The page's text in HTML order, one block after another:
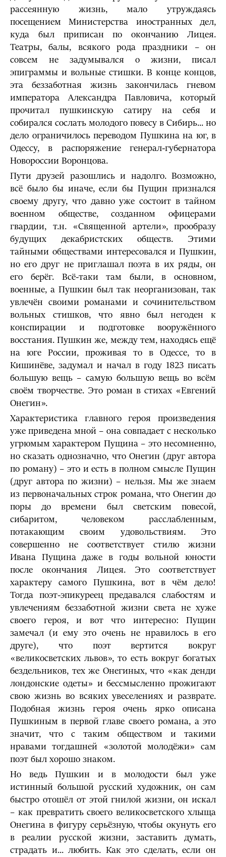
рассеянную жизнь, мало утруждаясь
посещением Министерства иностранных дел,
куда был приписан по окончанию Лицея.
Театры, балы, всякого рода праздники – он
совсем не задумывался о жизни, писал
эпиграммы и вольные стишки. В конце концов,
эта беззаботная жизнь закончилась гневом
императора Александра Павловича, который
прочитал пушкинскую сатиру на себя и
собирался сослать молодого повесу в Сибирь... но
дело ограничилось переводом Пушкина на юг, в
Одессу, в распоряжение генерал-губернатора
Новороссии Воронцова.
Пути друзей разошлись и надолго. Возможно,
всё было бы иначе, если бы Пущин признался
своему другу, что давно уже состоит в тайном
военном обществе, созданном офицерами
гвардии, т.н. «Священной артели», прообразу
будущих декабристских обществ. Этими
тайными обществами интересовался и Пушкин,
но его друг не приглашал поэта в их ряды, он
его берёг. Всё-таки там были, в основном,
военные, а Пушкин был так неорганизован, так
увлечён своими романами и сочинительством
вольных стишков, что явно был негоден к
конспирации и подготовке вооружённого
восстания. Пушкин же, между тем, находясь ещё
на юге России, проживая то в Одессе, то в
Кишинёве, задумал и начал в году 1823 писать
большую вещь – самую большую вещь во всём
своём творчестве. Это роман в стихах «Евгений
Онегин».
Характеристика главного героя произведения
уже приведена мной – она совпадает с несколько
угрюмым характером Пущина – это несомненно,
но сказать однозначно, что Онегин (друг автора
по роману) – это и есть в полном смысле Пущин
(друг автора по жизни) – нельзя. Мы же знаем
из первоначальных строк романа, что Онегин до
поры до времени был светским повесой,
сибаритом, человеком расслабленным,
потакающим своим удовольствиям. Это
совершенно не соответствует стилю жизни
Ивана Пущина даже в годы вольной юности
после окончания Лицея. Это соответствует
характеру самого Пушкина, вот в чём дело!
Тогда поэт-эпикуреец предавался слабостям и
увлечениям беззаботной жизни света не хуже
своего героя, и вот что интересно: Пущин
замечал (и ему это очень не нравилось в его
друге), что поэт вертится вокруг
«великосветских львов», то есть вокруг богатых
бездельников, тех же Онегиных, что «как денди
лондонские одеты» и бессмысленно прожигают
свою жизнь во всяких увеселениях и разврате.
Подобная жизнь героя очень ярко описана
Пушкиным в первой главе своего романа, а это
значит, что с таким обществом и такими
нравами тогдашней «золотой молодёжи» сам
поэт был хорошо знаком.
Но ведь Пушкин и в молодости был уже
истинный большой русский художник, он сам
быстро отошёл от этой гнилой жизни, он искал
– как превратить своего великосветского хлыща
Онегина в фигуру серьёзную, чтобы окунуть его
в реалии русской жизни, заставить думать,
страдать и... любить. Как это сделать, если он